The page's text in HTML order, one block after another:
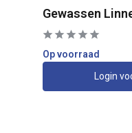
Gewassen
Op voorraad
Login